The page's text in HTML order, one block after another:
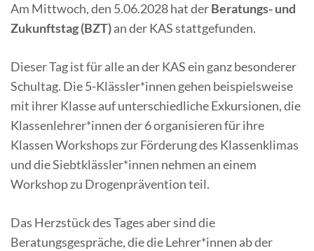
Am Mittwoch, den 5.06.2028 hat derBeratungs- und
Zukunftstag(BZT)an der KAS stattgefunden.
Dieser Tag ist für alle an der KAS ein ganz besonderer
Schultag. Die 5-Klässler*innen gehen beispielsweise
mit ihrer Klasse auf unterschiedliche Exkursionen, die
Klassenlehrer*innen der 6 organisieren für ihre
Klassen Workshops zur Förderung des Klassenklimas
und die Siebtklässler*innen nehmen an einem
Workshop zu Drogenprävention teil.
Das Herzstück des Tages aber sind die
Beratungsgespräche, die die Lehrer*innen ab der